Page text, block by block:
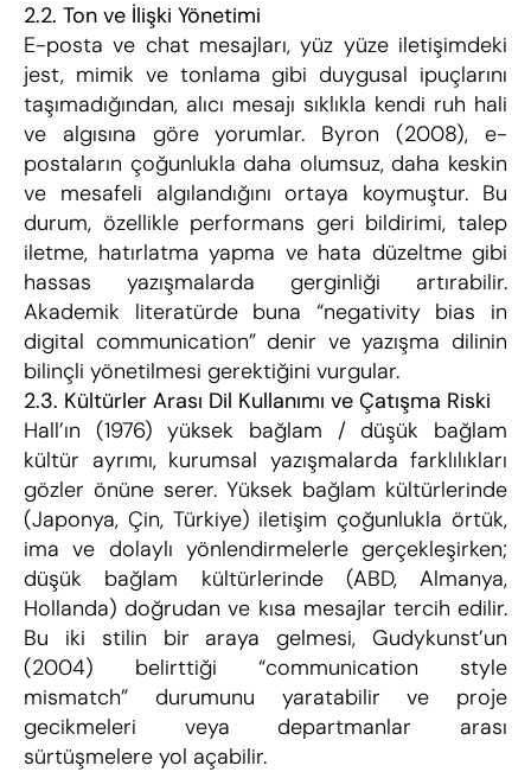
2.2. Ton ve İlişki Yönetimi
E-posta ve chat mesajları, yüz yüze iletişimdeki
jest, mimik ve tonlama gibi duygusal ipuçlarını
taşımadığından, alıcı mesajı sıklıkla kendi ruh hali
ve algısına göre yorumlar. Byron (2008), e-
postaların çoğunlukla daha olumsuz, daha keskin
ve mesafeli algılandığını ortaya koymuştur. Bu
durum, özellikle performans geri bildirimi, talep
iletme, hatırlatma yapma ve hata düzeltme gibi
hassas yazışmalarda gerginliği artırabilir.
Akademik literatürde buna “negativity bias in
digital communication” denir ve yazışma dilinin
bilinçli yönetilmesi gerektiğini vurgular.
2.3. Kültürler Arası Dil Kullanımı ve Çatışma Riski
Hall’ın (1976) yüksek bağlam / düşük bağlam
kültür ayrımı, kurumsal yazışmalarda farklılıkları
gözler önüne serer. Yüksek bağlam kültürlerinde
(Japonya, Çin, Türkiye) iletişim çoğunlukla örtük,
ima ve dolaylı yönlendirmelerle gerçekleşirken;
düşük bağlam kültürlerinde (ABD, Almanya,
Hollanda) doğrudan ve kısa mesajlar tercih edilir.
Bu iki stilin bir araya gelmesi, Gudykunst’un
(2004) belirttiği “communication style
mismatch” durumunu yaratabilir ve proje
gecikmeleri veya departmanlar arası
sürtüşmelere yol açabilir.